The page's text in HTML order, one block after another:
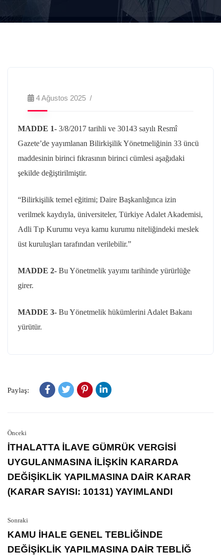
4 Ağustos 2025
MADDE 1- 3/8/2017 tarihli ve 30143 sayılı Resmî
Gazete’de yayımlanan Bilirkişilik Yönetmeliğinin 33 üncü
maddesinin birinci fıkrasının birinci cümlesi aşağıdaki
şekilde değiştirilmiştir.
“Bilirkişilik temel eğitimi; Daire Başkanlığınca izin
verilmek kaydıyla, üniversiteler, Türkiye Adalet Akademisi,
Adli Tıp Kurumu veya kamu kurumu niteliğindeki meslek
üst kuruluşları tarafından verilebilir.”
MADDE 2- Bu Yönetmelik yayımı tarihinde yürürlüğe
girer.
MADDE 3- Bu Yönetmelik hükümlerini Adalet Bakanı
yürütür.
Paylaş:
Önceki
İTHALATTA İLAVE GÜMRÜK VERGİSİ
UYGULANMASINA İLİŞKİN KARARDA
DEĞİŞİKLİK YAPILMASINA DAİR KARAR
(KARAR SAYISI: 10131) YAYIMLANDI
Sonraki
KAMU İHALE GENEL TEBLİĞİNDE
DEĞİŞİKLİK YAPILMASINA DAİR TEBLİĞ